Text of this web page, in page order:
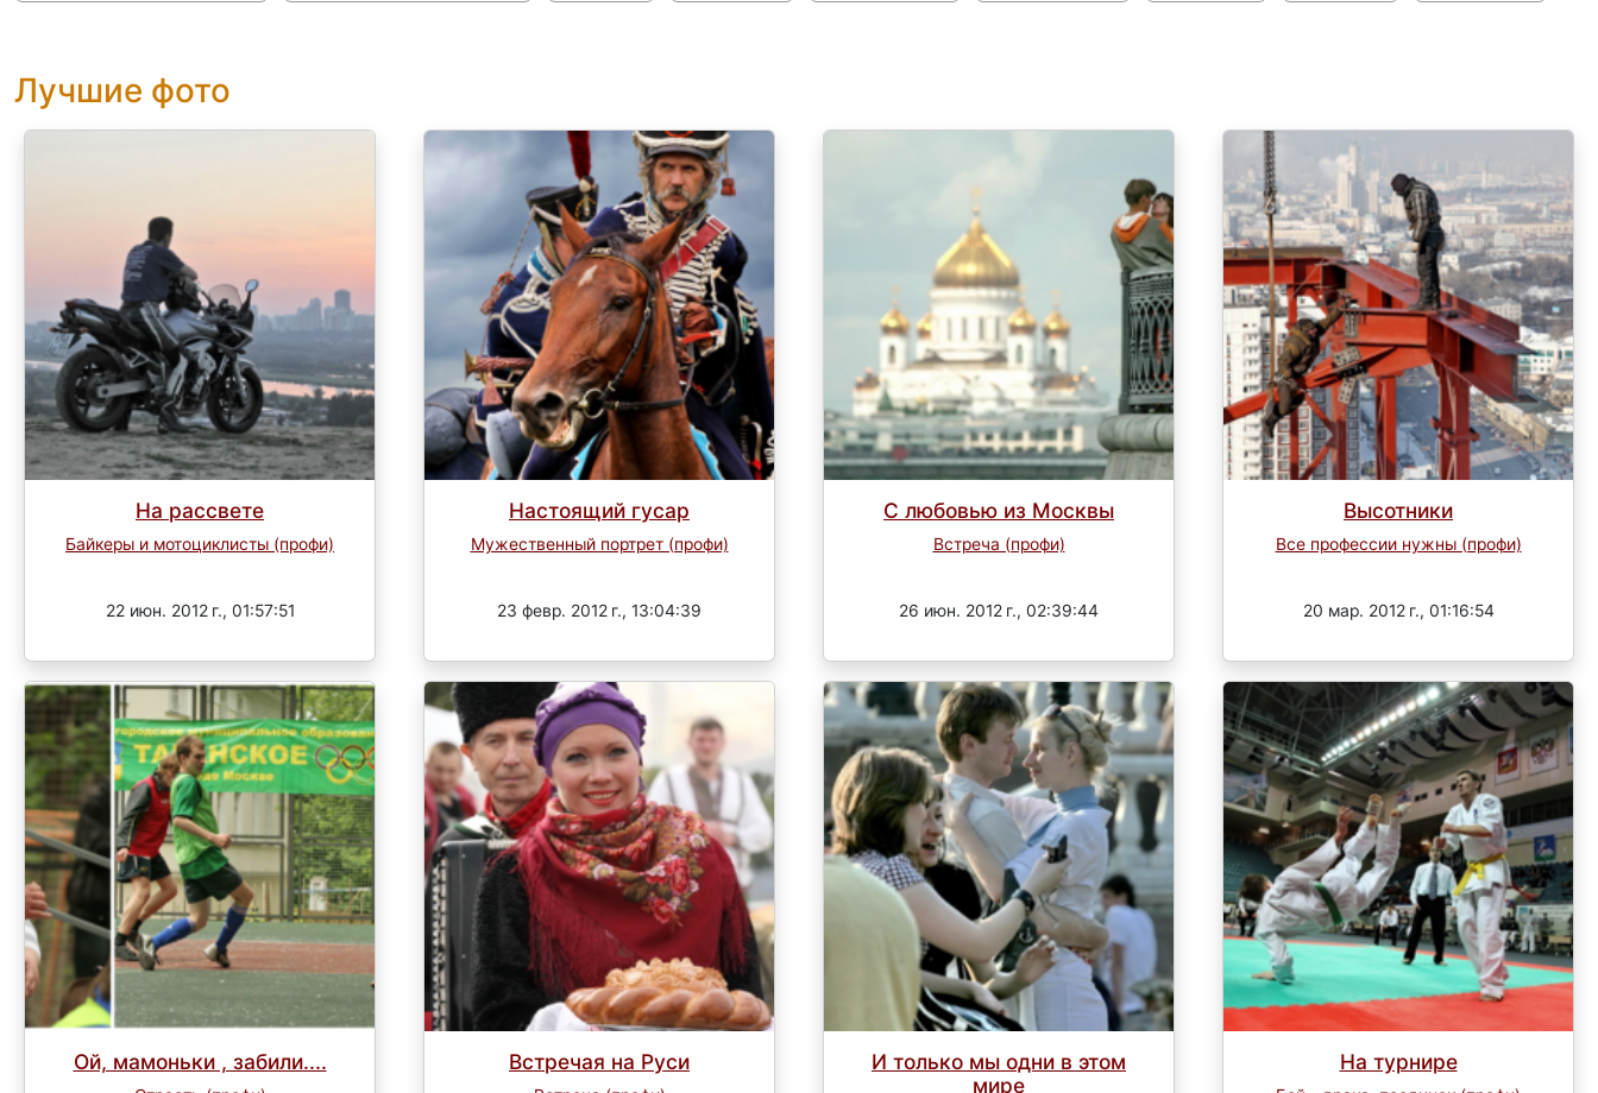
Лучшие фото
На рассвете
Байкеры и мотоциклисты (профи)
22 июн. 2012 г., 01:57:51
Настоящий гусар
Мужественный портрет (профи)
23 февр. 2012 г., 13:04:39
С любовью из Москвы
Встреча (профи)
26 июн. 2012 г., 02:39:44
Высотники
Все профессии нужны (профи)
20 мар. 2012 г., 01:16:54
Ой, мамоньки , забили.... Встречая на Руси
И только мы одни в этом
мире
На турнире